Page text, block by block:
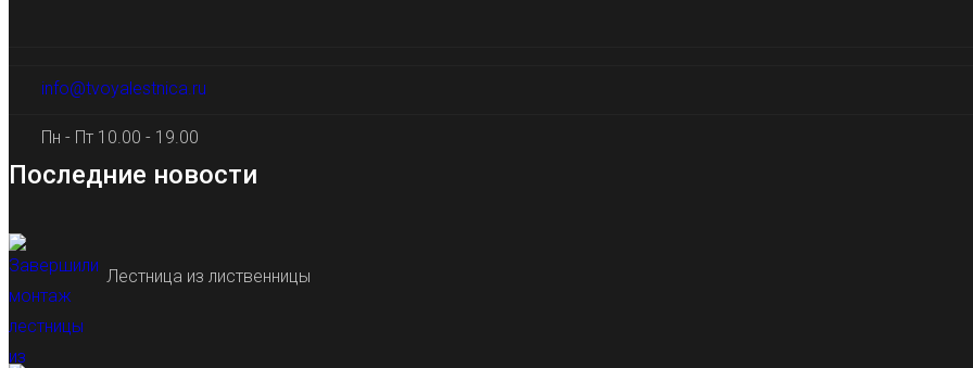
info@tvoyalestnica.ru
Пн - Пт 10.00 - 19.00
Последние новости
Лестница из лиственницы